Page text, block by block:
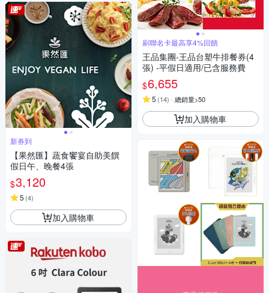
新券到
【果然匯】蔬食饗宴自助美饌
假日午、晚餐4張
$3,120
5 (4)
加入購物車
刷聯名卡最高享4%回饋
王品集團-王品台塑牛排餐券(4
張) -平假日適用/已含服務費
$6,655
5 (14) 總銷量>50
加入購物車